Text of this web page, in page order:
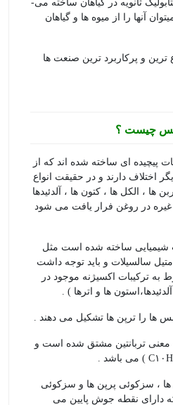
مایع روغنی فرار به عنوان متابولیک ثانویه در گیاهان ساخته می­
آن­ها را از میوه­ ها و گیاهان
ترین و پرکاربرد ترین صنعت ها
چیست ؟
پیچیده ای ساخته شده اند که از
اختلاف دارند و در حقیقت انواع
ها ، الکل ها ، کتون ها ، آلدئیدها
و غیره در روغن فرار یافت می شود
نوع ترکیب شیمیایی ساخته شده است مثل
متیل سالسیلات و باید توجه داشت
به ترکیبات اکسیژنه موجود در
ها و اترها ) .
را ترپن ها تشکیل می دهند .
معنی تربانتین مشتق شده است و
ها ، سزکوئی پرپن ها و سزکوئی
دارای نقطه جوش پایین می